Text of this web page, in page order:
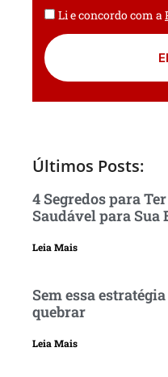
Li e concordo com a
Últimos Posts:
4 Segredos para
Saudável para Sua
Leia Mais
Sem essa
quebrar
Leia Mais